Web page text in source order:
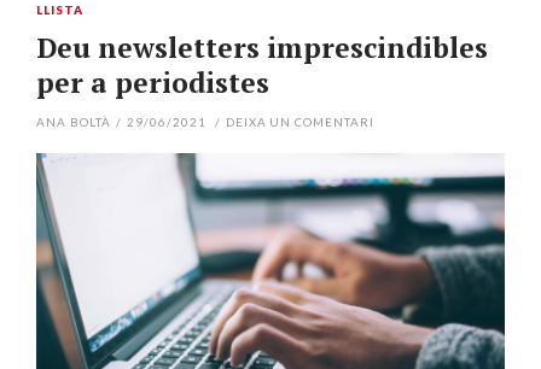
LLISTA
Deu newsletters imprescindibles
per a periodistes
ANA BOLTÀ / 29/06/2021 / DEIXA UN COMENTARI